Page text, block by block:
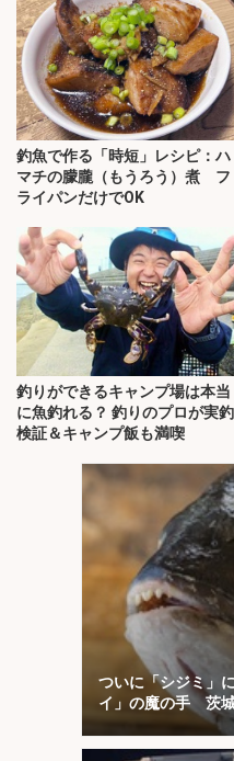
釣魚で作る「時短」レシピ：ハ
マチの朦朧（もうろう）煮 フ
ライパンだけでOK
釣りができるキャンプ場は本当
に魚釣れる？ 釣りのプロが実釣
検証＆キャンプ飯も満喫
ついに「シジミ」
イ」の魔の手 茨